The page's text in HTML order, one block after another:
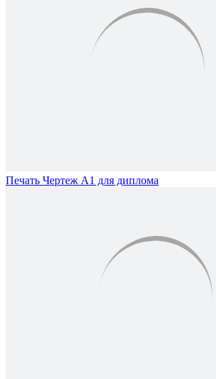
Печать Чертеж А1 для диплома